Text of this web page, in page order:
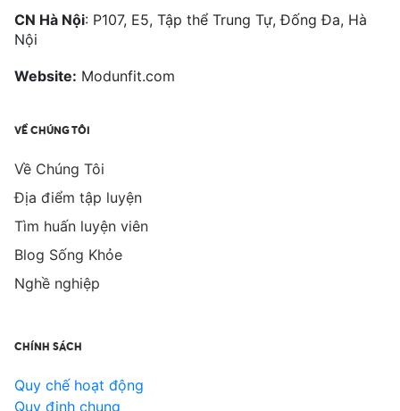
CN Hà Nội: P107, E5, Tập thể Trung Tự, Đống Đa, Hà
Nội
Website: Modunfit.com
VỀ CHÚNG TÔI
Về Chúng Tôi
Địa điểm tập luyện
Tìm huấn luyện viên
Blog Sống Khỏe
Nghề nghiệp
CHÍNH SÁCH
Quy chế hoạt động
Quy định chung